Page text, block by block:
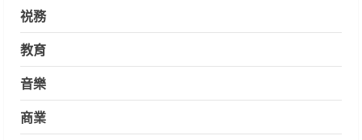
祱務
教育
音樂
商業